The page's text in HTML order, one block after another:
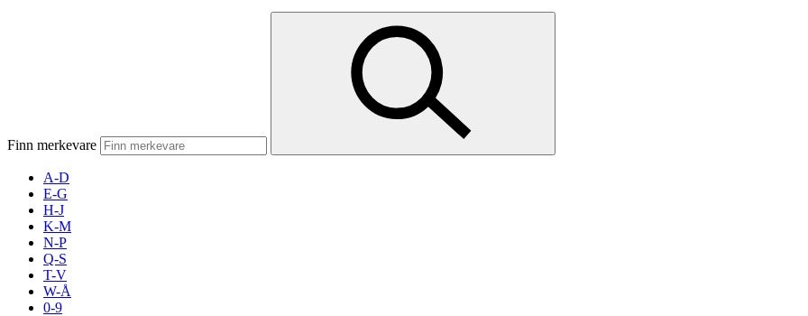
Mat og drikke
Finn merkevare
A-D
E-G
H-J
K-M
N-P
Q-S
T-V
W-Å
0-9